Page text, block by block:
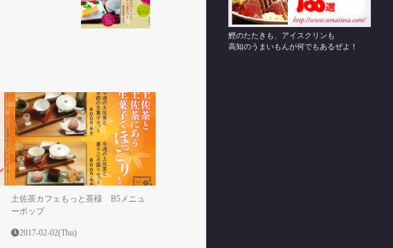
土佐茶カフェもっと茶様 B5メニュ
ーポップ
2017-02-02(Thu)
鰹のたたきも、アイスクリンも
高知のうまいもんが何でもあるぜよ！